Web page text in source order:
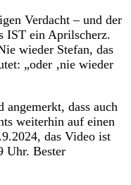
Verdacht – und der
IST ein Aprilscherz.
wieder Stefan, das
„oder ‚nie wieder
dass auch
weiterhin auf einen
das Video ist
Uhr. Bester